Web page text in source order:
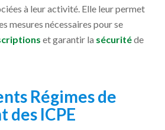
à leur activité. Elle leur permet
mesures nécessaires pour se
et garantir la sécuritéde
Régimes de
des ICPE